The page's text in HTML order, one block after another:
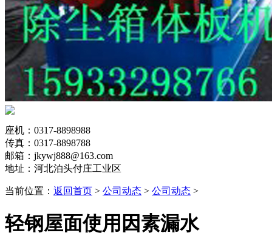
座机：0317-8898988
传真：0317-8898788
邮箱：jkywj888@163.com
地址：河北泊头付庄工业区
当前位置： 返回首页 > 公司动态 > 公司动态 >
轻钢屋面使用因素漏水